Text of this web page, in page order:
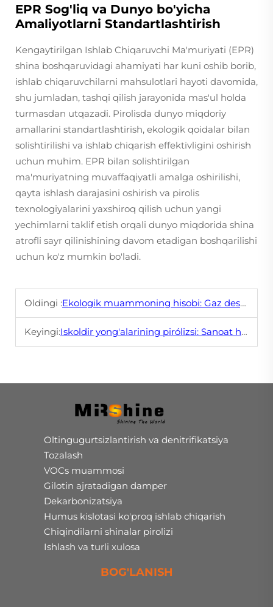
EPR Sog'liq va Dunyo bo'yicha
Amaliyotlarni Standartlashtirish
Kengaytirilgan Ishlab Chiqaruvchi Ma'muriyati (EPR)
shina boshqaruvidagi ahamiyati har kuni oshib borib,
ishlab chiqaruvchilarni mahsulotlari hayoti davomida,
shu jumladan, tashqi qilish jarayonida mas'ul holda
turmasdan utqazadi. Pirolisda dunyo miqdoriy
amallarini standartlashtirish, ekologik qoidalar bilan
solishtirilishi va ishlab chiqarish effektivligini oshirish
uchun muhim. EPR bilan solishtirilgan
ma'muriyatning muvaffaqiyatli amalga oshirilishi,
qayta ishlash darajasini oshirish va pirolis
texnologiyalarini yaxshiroq qilish uchun yangi
yechimlarni taklif etish orqali dunyo miqdorida shina
atrofli sayr qilinishining davom etadigan boshqarilishi
uchun ko'z mumkin bo'ladi.
Oldingi :Ekologik muammoning hisobi: Gaz desulʻfuratsiyasi va qaramatallik orasidagi muvofiqlik
Keyingi:Iskoldir yong'alarining pirólizsi: Sanoat haqida toʻliq asosiy maʼlumot
Oltingugurtsizlantirish va denitrifikatsiya
Tozalash
VOCs muammosi
Gilotin ajratadigan damper
Dekarbonizatsiya
Humus kislotasi ko'proq ishlab chiqarish
Chiqindilarni shinalar pirolizi
Ishlash va turli xulosa
BOG'LANISH